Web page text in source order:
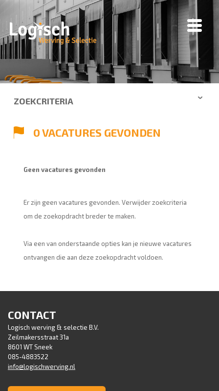
ZOEKCRITERIA
0 VACATURES GEVONDEN
Geen vacatures gevonden
Er zijn geen vacatures gevonden. Verwijder zoekcriteria
om de zoekopdracht breder te maken.
Via een van onderstaande opties kan je nieuwe vacatures
ontvangen die aan deze zoekopdracht voldoen.
CONTACT
Logisch werving & selectie B.V.
Zeilmakersstraat 31a
8601 WT Sneek
085-4883522
info@logischwerving.nl